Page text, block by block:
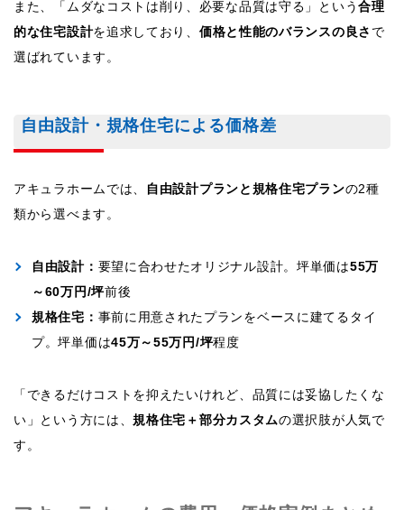
また、「ムダなコストは削り、必要な品質は守る」という合理
的な住宅設計を追求しており、 価格と性能のバランスの良さ で
選ばれています。
自由設計・規格住宅による価格差
アキュラホームでは、 自由設計プランと規格住宅プランの2種
類から選べます。
自由設計： 要望に合わせたオリジナル設計。坪単価は55万
～60万円/坪前後
規格住宅： 事前に用意されたプランをベースに建てるタイ
プ。坪単価は45万～55万円/坪程度
「できるだけコストを抑えたいけれど、品質には妥協したくな
い」という方には、規格住宅＋部分カスタムの選択肢が人気で
す。